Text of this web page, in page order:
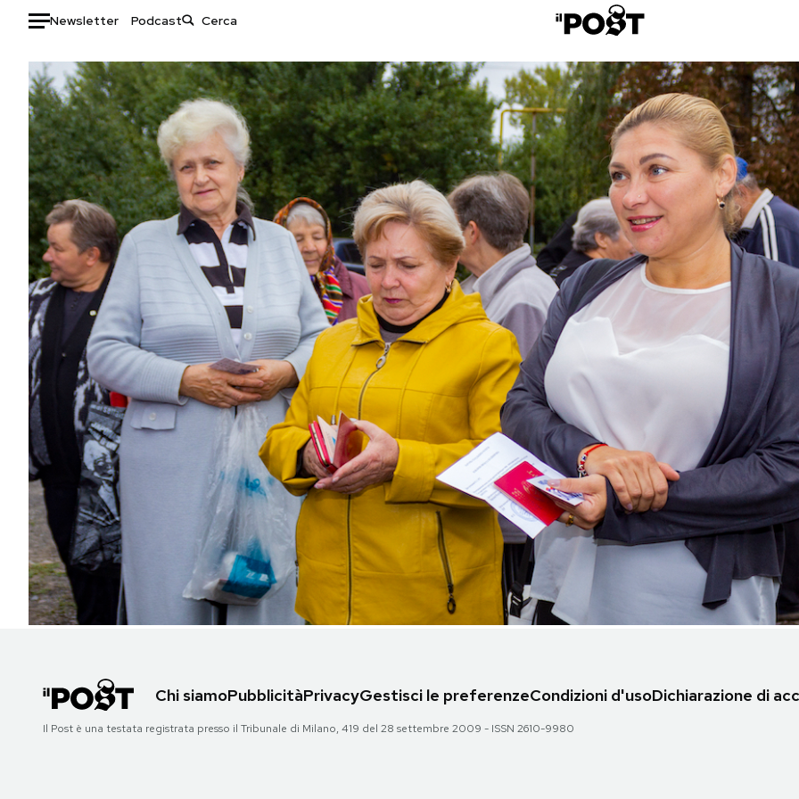
Newsletter Podcast
Auto
HOME
Italia
Mondo
Politica
Tecnologia
Internet
Scienza
Cultura
Economia
Sport
Moda
Libri
Consumismi
Storie/Idee
Ok Boomer!
Media
Europa
Altrecose
Mondiali calcio 2026
PODCAST
NEWSLETTER
I MIEI PREFERITI
SHOP
AREA PERSONALE
Chi siamoPubblicitàPrivacyGestisci le preferenzeCondizioni d'usoDichiarazione di
Il Post è una testata registrata presso il Tribunale di Milano, 419 del 28 settembre 2009 - ISSN 2610-9980